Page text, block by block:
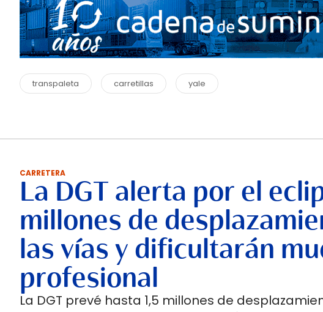
transpaleta carretillas yale
CARRETERA
La DGT alerta por el
millones de
las vías y dificultarán
profesional
La DGT prevé hasta 1,5 millones de